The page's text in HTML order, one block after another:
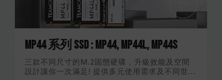
MP44 系列 SSD : MP44, MP44L, MP44S
三款不同尺寸的M.2固態硬碟，升級效能及空間
設計讓你一次滿足! 提供多元使用需求及不同世...